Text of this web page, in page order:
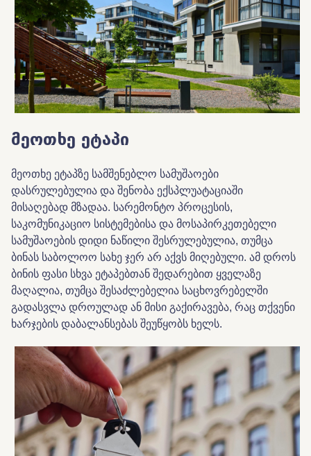
მეოთხე ეტაპი
მეოთხე ეტაპზე სამშენებლო სამუშაოები
დასრულებულია და შენობა ექსპლუატაციაში
მისაღებად მზადაა. სარემონტო პროცესის,
საკომუნიკაციო სისტემებისა და მოსაპირკეთებელი
სამუშაოების დიდი ნაწილი შესრულებულია, თუმცა
ბინას საბოლოო სახე ჯერ არ აქვს მიღებული. ამ დროს
ბინის ფასი სხვა ეტაპებთან შედარებით ყველაზე
მაღალია, თუმცა შესაძლებელია საცხოვრებელში
გადასვლა დროულად ან მისი გაქირავება, რაც თქვენი
ხარჯების დაბალანსებას შეუწყობს ხელს.